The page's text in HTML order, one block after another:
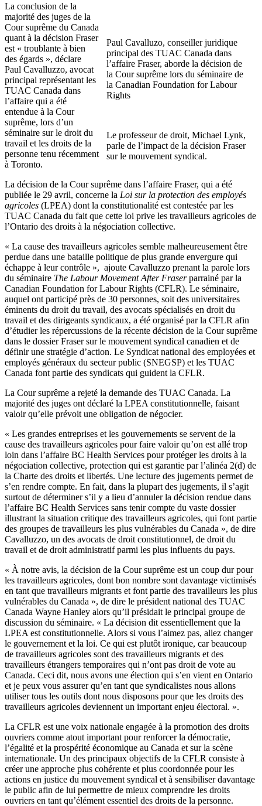
Paul Cavalluzo, conseiller juridique
principal des TUAC Canada dans
l’affaire Fraser, aborde la décision de
la Cour suprême lors du séminaire de
la Canadian Foundation for Labour
Rights
Le professeur de droit, Michael Lynk,
parle de l’impact de la décision Fraser
sur le mouvement syndical.
La conclusion de la
majorité des juges de la
Cour suprême du Canada
quant à la décision Fraser
est « troublante à bien
des égards », déclare
Paul Cavalluzzo, avocat
principal représentant les
TUAC Canada dans
l’affaire qui a été
entendue à la Cour
suprême, lors d’un
séminaire sur le droit du
travail et les droits de la
personne tenu récemment
à Toronto.
La décision de la Cour suprême dans l’affaire Fraser, qui a été
publiée le 29 avril, concerne la Loi sur la protection des employés
agricoles (LPEA) dont la constitutionalité est contestée par les
TUAC Canada du fait que cette loi prive les travailleurs agricoles de
l’Ontario des droits à la négociation collective.
« La cause des travailleurs agricoles semble malheureusement être
perdue dans une bataille politique de plus grande envergure qui
échappe à leur contrôle », ajoute Cavalluzzo prenant la parole lors
du séminaire The Labour Movement After Fraserparrainé par la
Canadian Foundation for Labour Rights (CFLR). Le séminaire,
auquel ont participé près de 30 personnes, soit des universitaires
éminents du droit du travail, des avocats spécialisés en droit du
travail et des dirigeants syndicaux, a été organisé par la CFLR afin
d’étudier les répercussions de la récente décision de la Cour suprême
dans le dossier Fraser sur le mouvement syndical canadien et de
définir une stratégie d’action. Le Syndicat national des employées et
employés généraux du secteur public (SNEGSP) et les TUAC
Canada font partie des syndicats qui guident la CFLR.
La Cour suprême a rejeté la demande des TUAC Canada. La
majorité des juges ont déclaré la LPEA constitutionnelle, faisant
valoir qu’elle prévoit une obligation de négocier.
« Les grandes entreprises et les gouvernements se servent de la
cause des travailleurs agricoles pour faire valoir qu’on est allé trop
loin dans l’affaire BC Health Services pour protéger les droits à la
négociation collective, protection qui est garantie par l’alinéa 2(d) de
la Charte des droits et libertés. Une lecture des jugements permet de
s’en rendre compte. En fait, dans la plupart des jugements, il s’agit
surtout de déterminer s’il y a lieu d’annuler la décision rendue dans
l’affaire BC Health Services sans tenir compte du vaste dossier
illustrant la situation critique des travailleurs agricoles, qui font partie
des groupes de travailleurs les plus vulnérables du Canada », de dire
Cavalluzzo, un des avocats de droit constitutionnel, de droit du
travail et de droit administratif parmi les plus influents du pays.
« À notre avis, la décision de la Cour suprême est un coup dur pour
les travailleurs agricoles, dont bon nombre sont davantage victimisés
en tant que travailleurs migrants et font partie des travailleurs les plus
vulnérables du Canada », de dire le président national des TUAC
Canada Wayne Hanley alors qu’il présidait le principal groupe de
discussion du séminaire. « La décision dit essentiellement que la
LPEA est constitutionnelle. Alors si vous l’aimez pas, allez changer
le gouvernement et la loi. Ce qui est plutôt ironique, car beaucoup
de travailleurs agricoles sont des travailleurs migrants et des
travailleurs étrangers temporaires qui n’ont pas droit de vote au
Canada. Ceci dit, nous avons une élection qui s’en vient en Ontario
et je peux vous assurer qu’en tant que syndicalistes nous allons
utiliser tous les outils dont nous disposons pour que les droits des
travailleurs agricoles deviennent un important enjeu électoral. ».
La CFLR est une voix nationale engagée à la promotion des droits
ouvriers comme atout important pour renforcer la démocratie,
l’égalité et la prospérité économique au Canada et sur la scène
internationale. Un des principaux objectifs de la CFLR consiste à
créer une approche plus cohérente et plus coordonnée pour les
actions en justice du mouvement syndical et à sensibiliser davantage
le public afin de lui permettre de mieux comprendre les droits
ouvriers en tant qu’élément essentiel des droits de la personne.